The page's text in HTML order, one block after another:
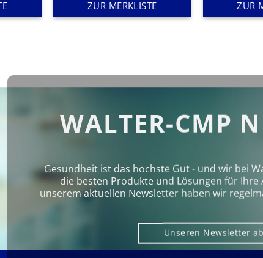
ZUR MERKLISTE ZUR
WALTER-CMP
Gesundheit ist das höchste Gut - und wir bei
die besten Produkte und Lösungen für Ihre
unserem aktuellen Newsletter haben wir
Unseren Newsletter